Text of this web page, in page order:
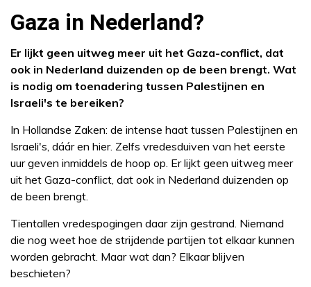
Gaza in Nederland?
Er lijkt geen uitweg meer uit het Gaza-conflict, dat
ook in Nederland duizenden op de been brengt. Wat
is nodig om toenadering tussen Palestijnen en
Israeli's te bereiken?
In Hollandse Zaken: de intense haat tussen Palestijnen en
Israeli's, dáár en hier. Zelfs vredesduiven van het eerste
uur geven inmiddels de hoop op. Er lijkt geen uitweg meer
uit het Gaza-conflict, dat ook in Nederland duizenden op
de been brengt.
Tientallen vredespogingen daar zijn gestrand. Niemand
die nog weet hoe de strijdende partijen tot elkaar kunnen
worden gebracht. Maar wat dan? Elkaar blijven
beschieten?